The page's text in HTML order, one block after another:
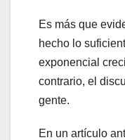
Es más que
hecho lo
exponencial
contrario, el
gente.
En un artículo